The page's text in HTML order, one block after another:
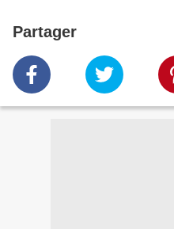
Partager